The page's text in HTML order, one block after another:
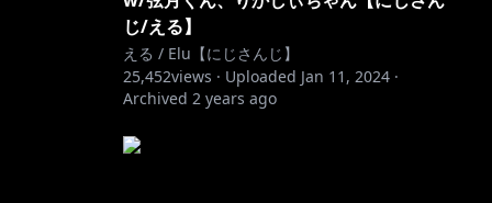
じ/える】
える / Elu【にじさんじ】
25,452views · Uploaded Jan 11, 2024 ·
Archived 2 years ago